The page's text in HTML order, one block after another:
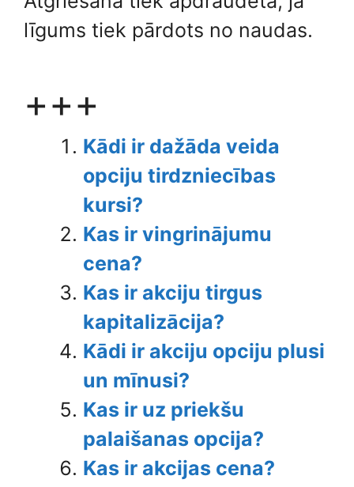
līgums tiek pārdots no naudas.
+++
Kādi ir dažāda veida
opciju tirdzniecības
kursi?
Kas ir vingrinājumu
cena?
Kas ir akciju tirgus
kapitalizācija?
Kādi ir akciju opciju plusi
un mīnusi?
Kas ir uz priekšu
palaišanas opcija?
Kas ir akcijas cena?